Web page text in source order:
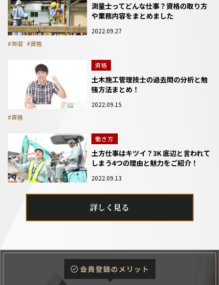
測量士ってどんな仕事？資格の取り方
や業務内容をまとめました
2022.09.27
#年収 #資格
資格
土木施工管理技士の過去問の分析と勉
強方法まとめ！
2022.09.15
#資格
働き方
土方仕事はキツイ？3K 底辺と言われて
しまう4つの理由と魅力をご紹介！
2022.09.13
詳しく見る